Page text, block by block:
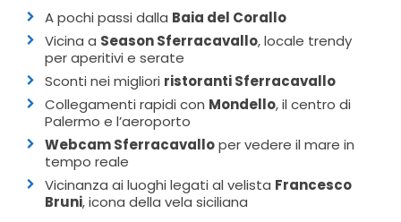
A pochi passi dalla Baia del Corallo
Vicina a Season Sferracavallo, locale trendy
per aperitivi e serate
Sconti nei migliori ristoranti Sferracavallo
Collegamenti rapidi con Mondello, il centro di
Palermo e l’aeroporto
Webcam Sferracavalloper vedere il mare in
tempo reale
Vicinanza ai luoghi legati al velista Francesco
Bruni, icona della vela siciliana